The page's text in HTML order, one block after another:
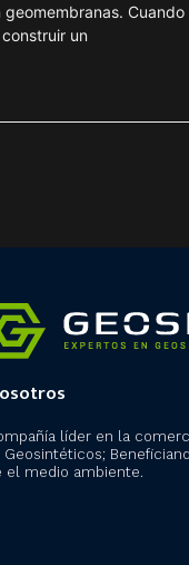
geomembranas. Cuando
un
líder en la
el medio ambiente.